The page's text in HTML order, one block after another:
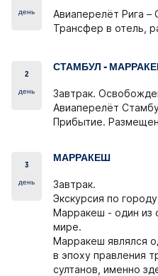
день
Авиаперелёт Рига –
Трансфер в отель,
2
день
СТАМБУЛ -
Завтрак.
Авиаперелёт
Прибытие.
3
день
МАРРАКЕШ
Завтрак.
Экскурсия по
Марракеш - один из
мире.
Марракеш являлся
в эпоху правления
султанов, именно